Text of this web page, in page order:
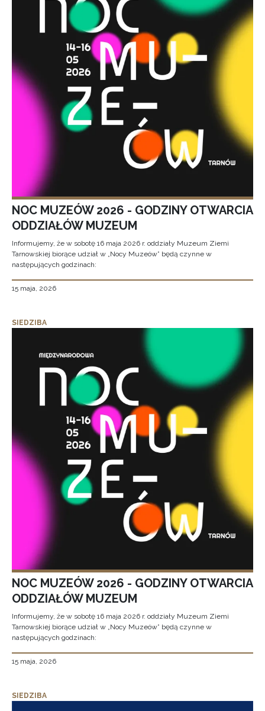
NOC MUZEÓW 2026 - GODZINY OTWARCIA
ODDZIAŁÓW MUZEUM
Informujemy, że w sobotę 16 maja 2026 r. oddziały Muzeum Ziemi
Tarnowskiej biorące udział w „Nocy Muzeów” będą czynne w
następujących godzinach:
15 maja, 2026
SIEDZIBA
NOC MUZEÓW 2026 - GODZINY OTWARCIA
ODDZIAŁÓW MUZEUM
Informujemy, że w sobotę 16 maja 2026 r. oddziały Muzeum Ziemi
Tarnowskiej biorące udział w „Nocy Muzeów” będą czynne w
następujących godzinach:
15 maja, 2026
SIEDZIBA